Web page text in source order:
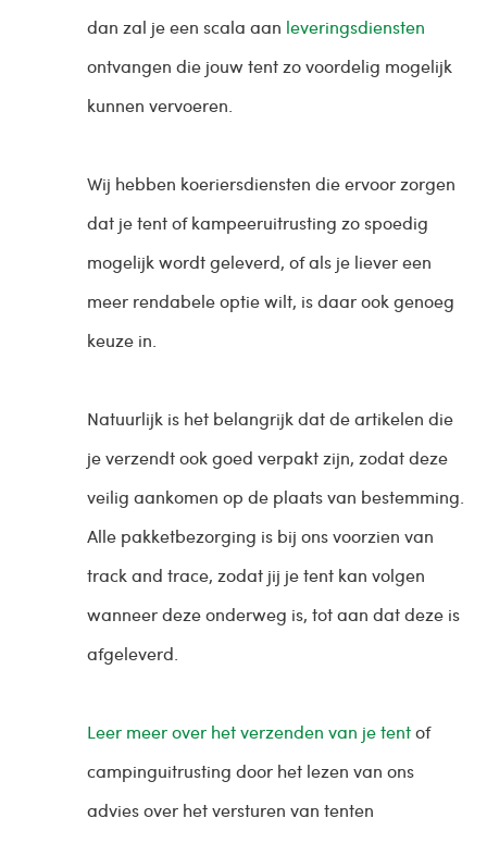
dan zal je een scala aan leveringsdiensten
ontvangen die jouw tent zo voordelig mogelijk
kunnen vervoeren.
Wij hebben koeriersdiensten die ervoor zorgen
dat je tent of kampeeruitrusting zo spoedig
mogelijk wordt geleverd, of als je liever een
meer rendabele optie wilt, is daar ook genoeg
keuze in.
Natuurlijk is het belangrijk dat de artikelen die
je verzendt ook goed verpakt zijn, zodat deze
veilig aankomen op de plaats van bestemming.
Alle pakketbezorging is bij ons voorzien van
track and trace, zodat jij je tent kan volgen
wanneer deze onderweg is, tot aan dat deze is
afgeleverd.
Leer meer over het verzenden van je tentof
campinguitrusting door het lezen van ons
advies over het versturen van tenten